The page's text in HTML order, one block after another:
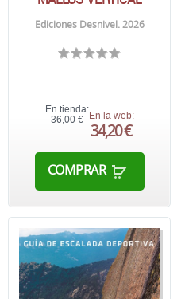
Ediciones Desnivel. 2026
En tienda:
36,00 € En la web:
34,20 €
COMPRAR